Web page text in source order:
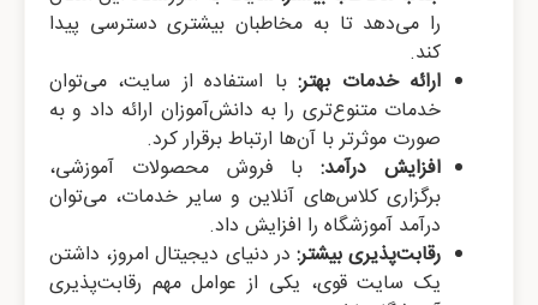
را می‌دهد تا به مخاطبان بیشتری دسترسی پیدا
کند.
ارائه خدمات بهتر:با استفاده از سایت، می‌توان
خدمات متنوع‌تری را به دانش‌آموزان ارائه داد و به
صورت موثرتر با آن‌ها ارتباط برقرار کرد.
افزایش درآمد:با فروش محصولات آموزشی،
برگزاری کلاس‌های آنلاین و سایر خدمات، می‌توان
درآمد آموزشگاه را افزایش داد.
رقابت‌پذیری بیشتر: در دنیای دیجیتال امروز، داشتن
یک سایت قوی، یکی از عوامل مهم رقابت‌پذیری